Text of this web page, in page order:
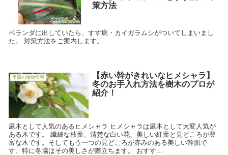
策方法
ベランダに出していたら、すす病・カイガラムシがついてしまいまし
た。 対策方法をご案内します。
季節の植物情報
【赤い幹がきれいなヒメシャラ】
冬のお手入れ方法を樹木のプロが
紹介！
庭木として人気のあるヒメシャラ ヒメシャラは庭木として大変人気が
ある木です。 繊細な枝葉、清楚な白い花、美しい紅葉と見どころが豊
富な木です。そしてもう一つの見どころが赤みのある美しい幹肌で
す。特に冬場はその美しさが際立ちます。 おすす...